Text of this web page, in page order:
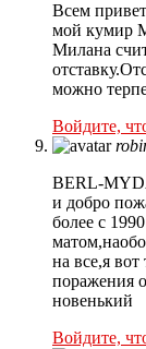
Всем
мой кумир
Милана
можно
Войдите,
BERL-
и добро
более с
на все,я вот
поражения
новенький
Войдите,